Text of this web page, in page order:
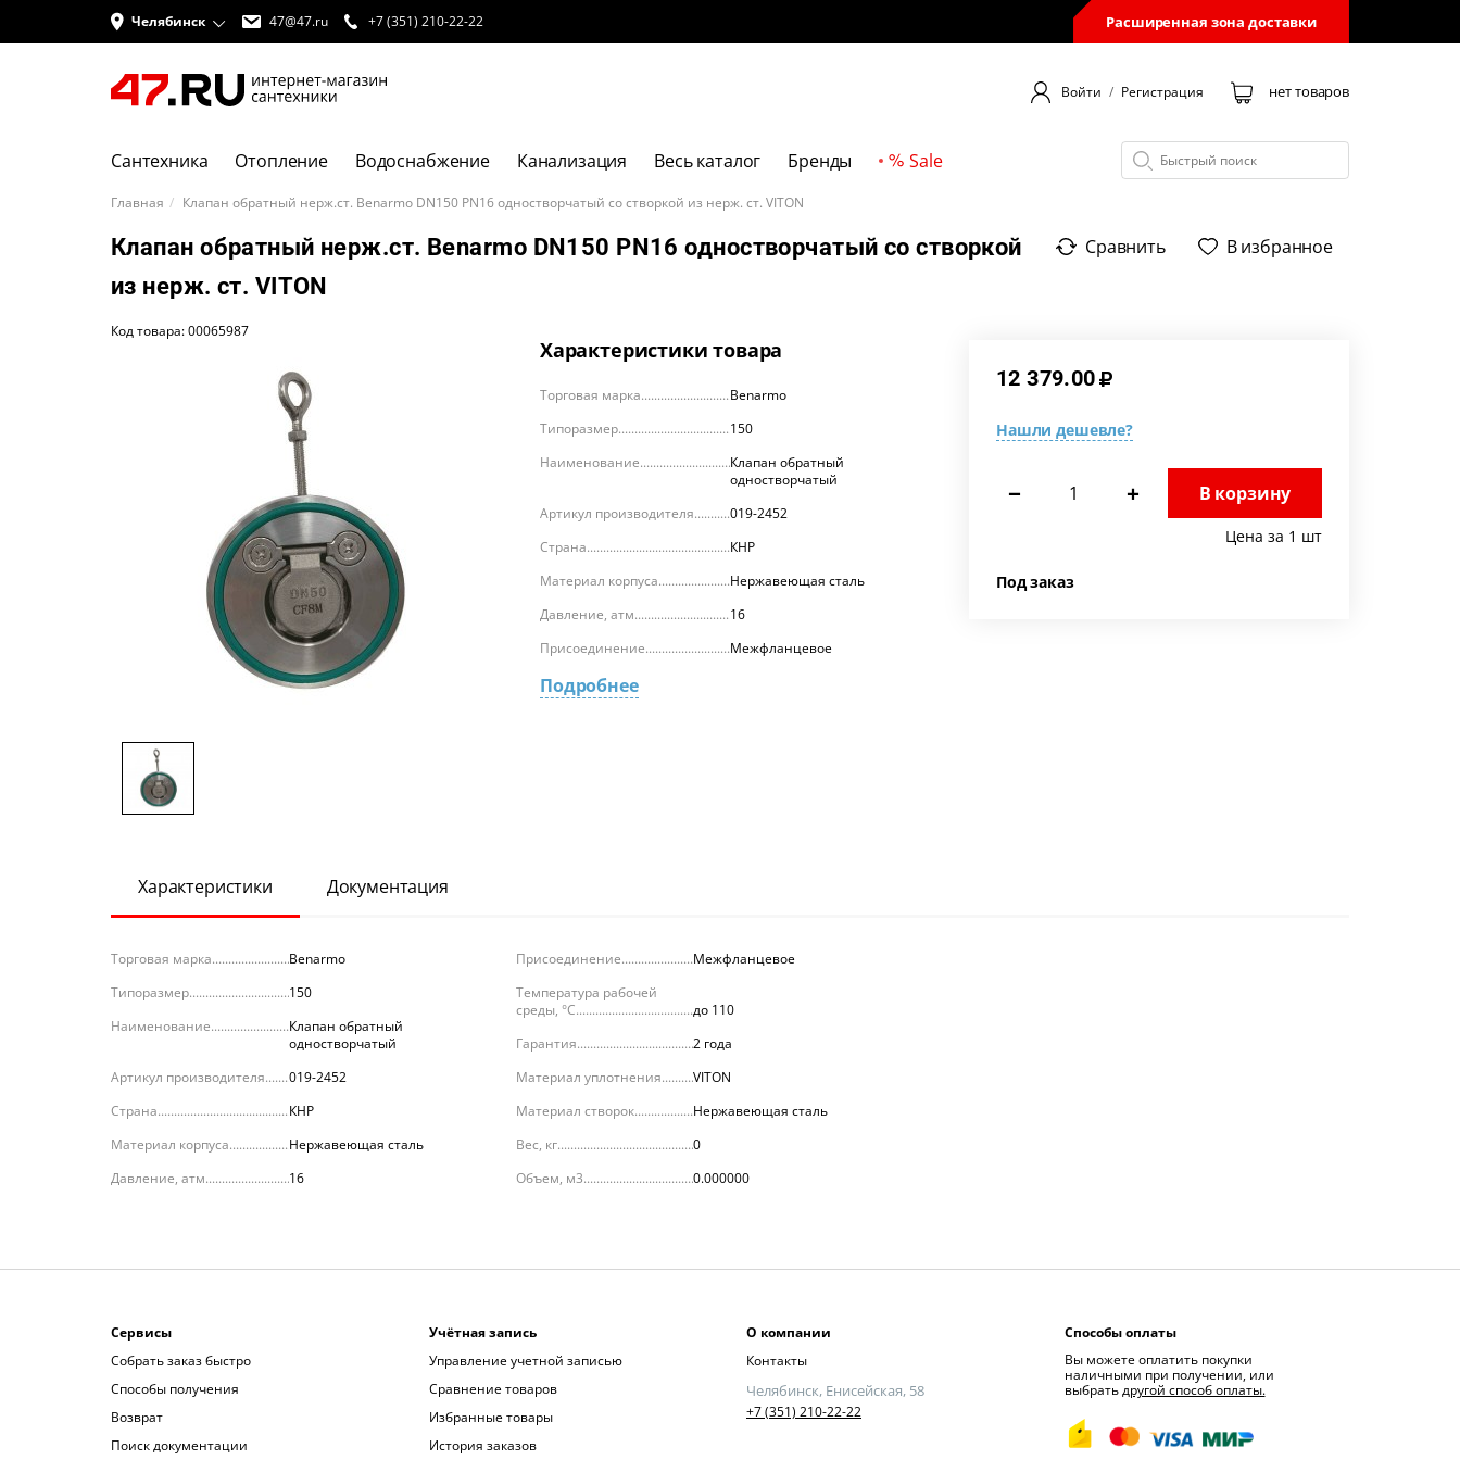
Челябинск 47@47.ru +7 (351) 210-22-22 Расширенная зона доставки
Войти / Регистрация нет товаров
Сантехника Отопление Водоснабжение Канализация Весь каталог Бренды Sale
Главная Клапан обратный нерж.ст. Benarmo DN150 PN16 одностворчатый со створкой из нерж. ст. VITON
Клапан обратный нерж.ст. Benarmo DN150 PN16 одностворчатый со створкой
из нерж. ст. VITON
Сравнить В избранное
Код товара: 00065987
Характеристики товара
Торговая марка
Benarmo
Типоразмер
150
Наименование
Клапан обратный
одностворчатый
Артикул производителя
019-2452
Страна
КНР
Материал корпуса
Нержавеющая сталь
Давление, атм.
16
Присоединение
Межфланцевое
Подробнее
12 379.00
Нашли дешевле?
− + В корзину
Цена за 1 шт
Под заказ
Характеристики Документация
Торговая марка
Benarmo
Типоразмер
150
Наименование
Клапан обратный
одностворчатый
Артикул производителя
019-2452
Страна
КНР
Материал корпуса
Нержавеющая сталь
Давление, атм.
16
Присоединение
Межфланцевое
Температура рабочей
среды, °С
до 110
Гарантия
2 года
Материал уплотнения
VITON
Материал створок
Нержавеющая сталь
Вес, кг
0
Объем, м3
0.000000
Сервисы
Собрать заказ быстро
Способы получения
Возврат
Поиск документации
Учётная запись
Управление учетной записью
Сравнение товаров
Избранные товары
История заказов
О компании
Контакты
Челябинск, Енисейская, 58
+7 (351) 210-22-22
Способы оплаты
Вы можете оплатить покупки
наличными при получении, или
выбратьдругой способ оплаты.